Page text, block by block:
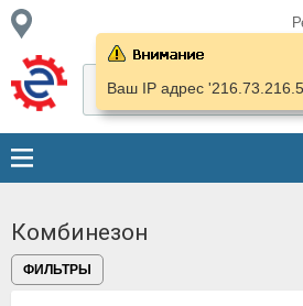
Ваш IP адрес
Комбинезон
ФИЛЬТРЫ